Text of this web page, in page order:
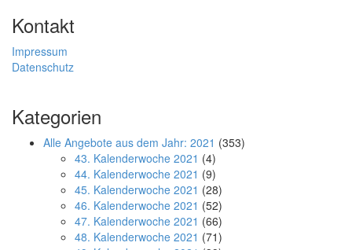
Kontakt
Impressum
Datenschutz
Kategorien
Alle Angebote aus dem Jahr: 2021 (353)
43. Kalenderwoche 2021 (4)
44. Kalenderwoche 2021 (9)
45. Kalenderwoche 2021 (28)
46. Kalenderwoche 2021 (52)
47. Kalenderwoche 2021 (66)
48. Kalenderwoche 2021 (71)